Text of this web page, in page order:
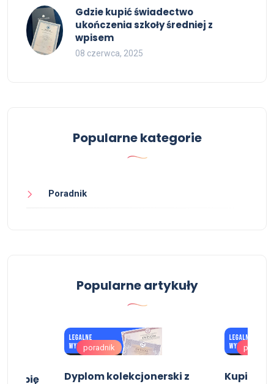
Gdzie kupić świadectwo
ukończenia szkoły średniej z
wpisem
08 czerwca, 2025
Popularne kategorie
Poradnik
Popularne artykuły
kupię
poradnik
Dyplom kolekcjonerski z
Kupie